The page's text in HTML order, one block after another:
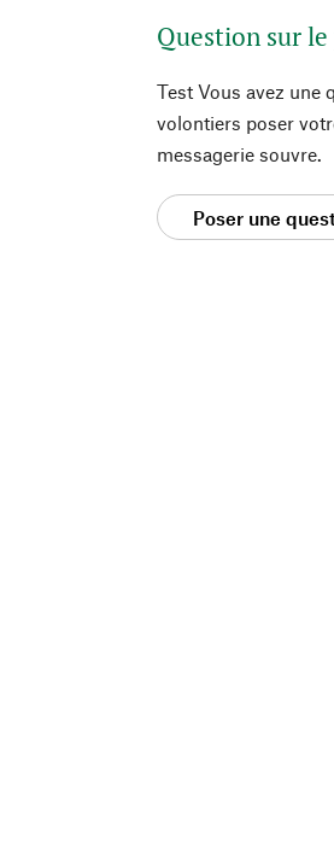
Question sur
Test Vous avez une
volontiers poser
messagerie souvre.
Poser une